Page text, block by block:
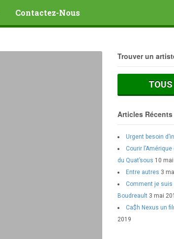
Contactez-Nous
Trouver un
Articles Récents
Urgent besoin
Courir
du Quat’sous 10 mai
Entre autres 3
Comment je
Boudreault 3 mai
Ca$h Nexus un
2019